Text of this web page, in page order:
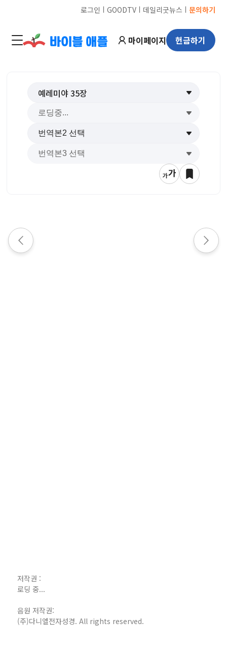
로그인 ㅣ GOODTVㅣ 데일리굿뉴스 ㅣ 문의하기
마이페이지 헌금하기
예레미야35장
저작권 :
로딩 중...
음원 저작권:
(주)다니엘전자성경. All rights reserved.